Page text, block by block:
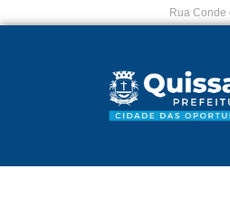
Rua Conde